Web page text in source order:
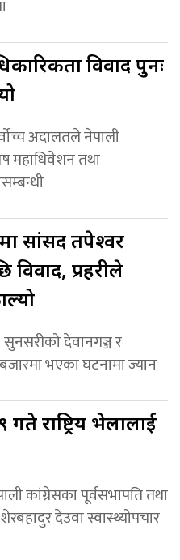
विवाद पुनः
अदालतले नेपाली
महाधिवेशन तथा
सांसद तपेश्वर
प्रहरीले
देवानगञ्ज र
भएका घटनामा ज्यान
राष्ट्रिय भेलालाई
कांग्रेसका पूर्वसभापति तथा
शेरबहादुर देउवा स्वास्थ्योपचार